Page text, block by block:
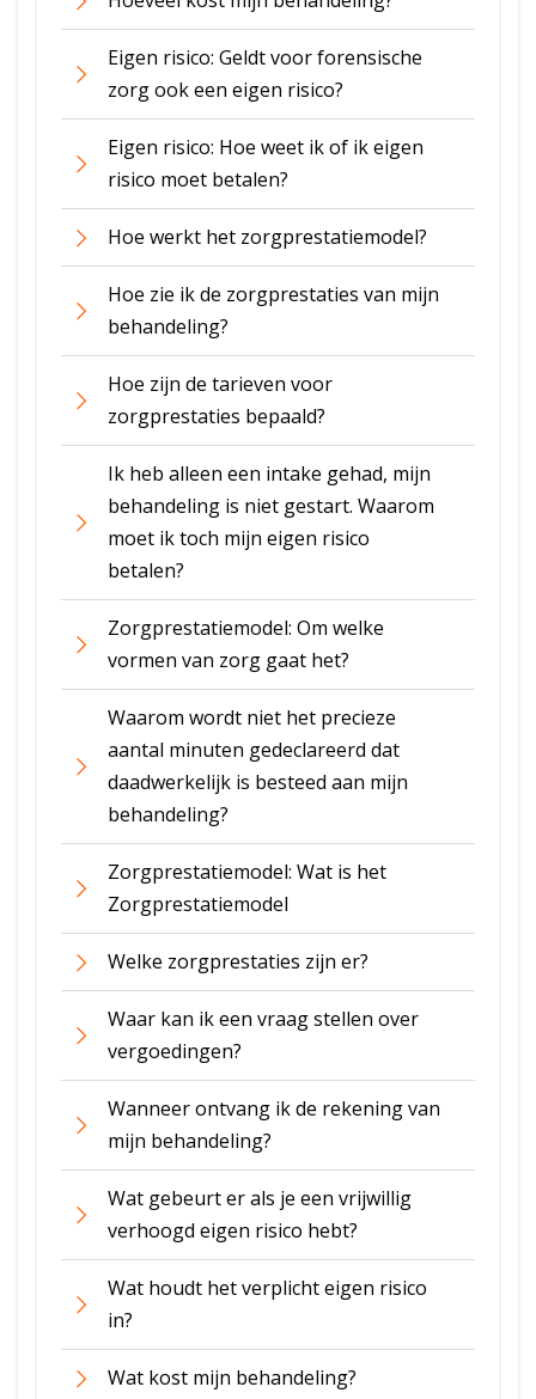
Eigen risico: Geldt voor forensische
zorg ook een eigen risico?
Eigen risico: Hoe weet ik of ik eigen
risico moet betalen?
Hoe werkt het zorgprestatiemodel?
Hoe zie ik de zorgprestaties van mijn
behandeling?
Hoe zijn de tarieven voor
zorgprestaties bepaald?
Ik heb alleen een intake gehad, mijn
behandeling is niet gestart. Waarom
moet ik toch mijn eigen risico
betalen?
Zorgprestatiemodel: Om welke
vormen van zorg gaat het?
Waarom wordt niet het precieze
aantal minuten gedeclareerd dat
daadwerkelijk is besteed aan mijn
behandeling?
Zorgprestatiemodel: Wat is het
Zorgprestatiemodel
Welke zorgprestaties zijn er?
Waar kan ik een vraag stellen over
vergoedingen?
Wanneer ontvang ik de rekening van
mijn behandeling?
Wat gebeurt er als je een vrijwillig
verhoogd eigen risico hebt?
Wat houdt het verplicht eigen risico
in?
Wat kost mijn behandeling?